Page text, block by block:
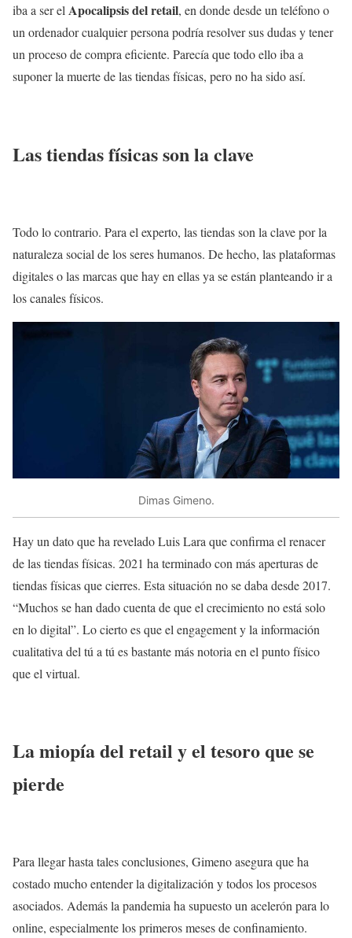
iba a ser elApocalipsis del retail, en donde desde un teléfono o
un ordenador cualquier persona podría resolver sus dudas y tener
un proceso de compra eficiente. Parecía que todo ello iba a
suponer la muerte de las tiendas físicas, pero no ha sido así.
Las tiendas físicas son la clave
Todo lo contrario. Para el experto, las tiendas son la clave por la
naturaleza social de los seres humanos. De hecho, las plataformas
digitales o las marcas que hay en ellas ya se están planteando ir a
los canales físicos.
Dimas Gimeno.
Hay un dato que ha revelado Luis Lara que confirma el renacer
de las tiendas físicas. 2021 ha terminado con más aperturas de
tiendas físicas que cierres. Esta situación no se daba desde 2017.
“Muchos se han dado cuenta de que el crecimiento no está solo
en lo digital”. Lo cierto es que el engagement y la información
cualitativa del tú a tú es bastante más notoria en el punto físico
que el virtual.
La miopía del retail y el tesoro que se
pierde
Para llegar hasta tales conclusiones, Gimeno asegura que ha
costado mucho entender la digitalización y todos los procesos
asociados. Además la pandemia ha supuesto un acelerón para lo
online, especialmente los primeros meses de confinamiento.